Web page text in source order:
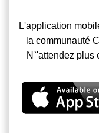
L'application
la communauté
N`'attendez plus